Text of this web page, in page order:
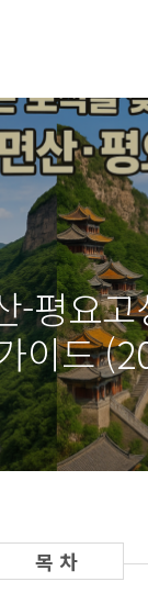
-평요고
이드